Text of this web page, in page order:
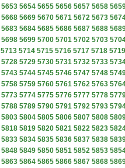
5653 5654 5655 5656 5657 5658
5668 5669 5670 5671 5672 5673
5683 5684 5685 5686 5687 5688
5698 5699 5700 5701 5702 5703
5713 5714 5715 5716 5717 5718 5719
5728 5729 5730 5731 5732 5733
5743 5744 5745 5746 5747 5748
5758 5759 5760 5761 5762 5763
5773 5774 5775 5776 5777 5778
5788 5789 5790 5791 5792 5793
5803 5804 5805 5806 5807 5808
5818 5819 5820 5821 5822 5823
5833 5834 5835 5836 5837 5838
5848 5849 5850 5851 5852 5853
5863 5864 5865 5866 5867 5868